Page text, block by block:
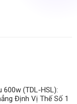
(TDL-HSL):
Định Vị Thế Số 1